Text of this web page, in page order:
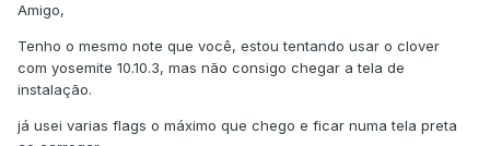
Amigo,
Tenho o mesmo note que você, estou tentando usar o clover
com yosemite 10.10.3, mas não consigo chegar a tela de
instalação.
já usei varias flags o máximo que chego e ficar numa tela preta